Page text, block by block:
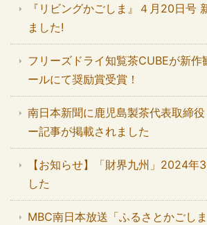
『リビングかごしま』４月20日号
ました!
フリーズドライ知覧茶CUBEが新作
ールにて奨励賞受賞！
南日本新聞に鹿児島製茶代表取締役
ー記事が掲載されました
【お知らせ】「財界九州」2024年
した
MBC南日本放送「ふるさとかごし